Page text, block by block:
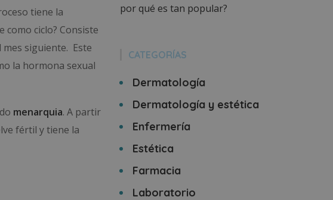
tiene la
como ciclo? Consiste
siguiente. Este
la hormona sexual
menarquia. A partir
fértil y tiene la
por qué es tan popular?
CATEGORÍAS
Dermatología
Dermatología y estética
Enfermería
Estética
Farmacia
Laboratorio